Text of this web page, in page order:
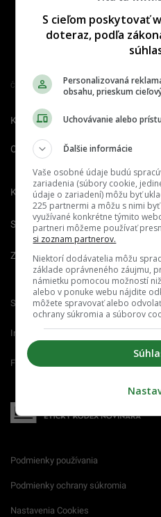
Člen združenia IAB Slovakia
Kontakt Inzercia
O nás Redakcia
Kariéra
Spravovať notifikácie
Zrušiť predplatné
Startitup.sk Fontech.sk
Interez.sk Emefka.sk
Femm.sk
Podmienky používania
Podmienky ochrany súkromia
Nastavenia Cookies
S cieľom poskytovať
doteraz, podľa
Personalizovaná
obsahu, prieskum
Uchovávanie alebo
Ďalšie informácie
Vaše osobné údaje budú
zariadenia (súbory cookie,
údaje o zariadení) môžu byť
225 partnermi a môžu s nimi
využívané konkrétne týmito
partneri môžeme používať
si zoznam partnerov.
Niektorí dodávatelia môžu
základe oprávneného záujmu,
námietku pomocou možností
alebo v ponuke webu nájdite
môžete spravovať alebo
ochrany súkromia a súborov